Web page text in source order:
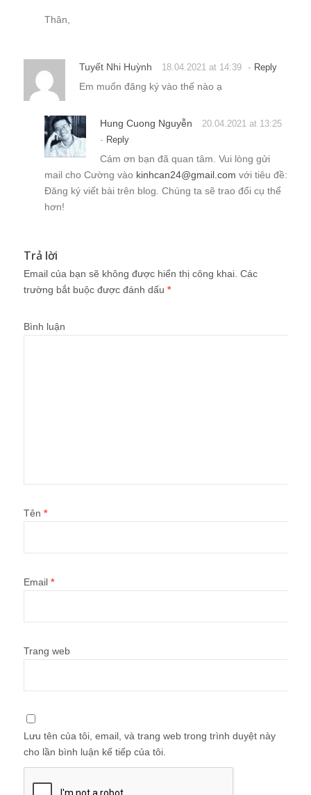
Thân,
Tuyết Nhi Huỳnh 18.04.2021 at 14:39 - Reply
Em muốn đăng ký vào thế nào ạ
Hung Cuong Nguyễn 20.04.2021 at 13:25
- Reply
Cám ơn bạn đã quan tâm. Vui lòng gửi
mail cho Cường vào kinhcan24@gmail.com với tiêu đề:
Đăng ký viết bài trên blog. Chúng ta sẽ trao đổi cụ thể
hơn!
Trả lời
Email của bạn sẽ không được hiển thị công khai. Các
trường bắt buộc được đánh dấu *
Bình luận
Tên *
Email *
Trang web
Lưu tên của tôi, email, và trang web trong trình duyệt này
cho lần bình luận kế tiếp của tôi.